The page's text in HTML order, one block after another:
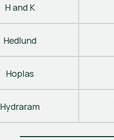
H and K
Hedlund
Hoplas
Hydraram